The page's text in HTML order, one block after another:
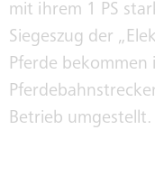
STADTWERKE
VERMIETUNG
mit ihrem 1 PS
Siegeszug der
Pferde
Betrieb umgestellt.